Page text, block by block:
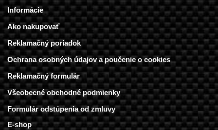
Informácie
Ako nakupovať
Reklamačný poriadok
Ochrana osobných údajov a poučenie o cookies
Reklamačný formulár
Všeobecné obchodné podmienky
Formulár odstúpenia od zmluvy
E-shop